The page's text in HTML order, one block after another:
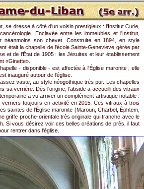
se dresse à côté d'un voisin prestigieux : l'Institut Curie,
Enclavée entre les immeubles et l'Institut,
néanmoins son chevet. Construite en 1894, en style
était la chapelle de l'école Sainte-Geneviève gérée par
et de l'État de 1905 : les Jésuites et leur établissement
«Ginette».
- disponible - est affectée à l'Église maronite ; elle
inauguré autour de l'église.
vaste, au style néogothique très pur. Les chapelles
sa verrière. Dès l'origine, l'abside a accueilli des vitraux
a vu arriver un complément artistique notable :
verriers toujours en activité en 2015. Ces vitraux à trois
saintes de l'Église maronite (Maroun, Charbel, Éphtem,
griffe proche-orientale très originale qui tranche avec le
Si vous désirez voir ces belles créations de près, il faut
rentrer dans l'église.